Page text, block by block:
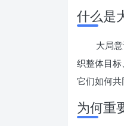
什么是
大局
织整体目
它们如何共
为何重